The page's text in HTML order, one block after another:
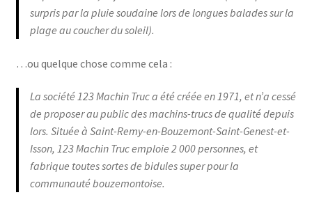
Mon compte
Panier
Validation de la commande
surpris par la pluie soudaine lors de longues balades sur la
plage au coucher du soleil).
…ou quelque chose comme cela :
La société 123 Machin Truc a été créée en 1971, et n’a cessé
de proposer au public des machins-trucs de qualité depuis
lors. Située à Saint-Remy-en-Bouzemont-Saint-Genest-et-
Isson, 123 Machin Truc emploie 2 000 personnes, et
fabrique toutes sortes de bidules super pour la
communauté bouzemontoise.